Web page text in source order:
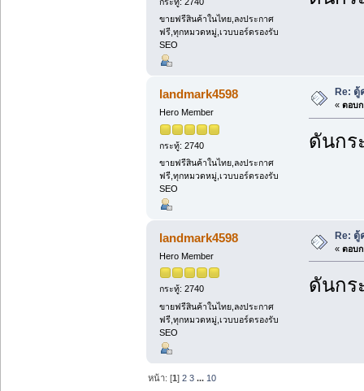
ขายฟรีสินค้าในไทย,ลงประกาศ
ฟรี,ทุกหมวดหมู่,เวบบอร์ดรองรับ
SEO
landmark4598
Hero Member
กระทู้: 2740
ขายฟรีสินค้าในไทย,ลงประกาศ
ฟรี,ทุกหมวดหมู่,เวบบอร์ดรองรับ
SEO
Re: ตู้
« ตอบก
ดันกร
landmark4598
Hero Member
กระทู้: 2740
ขายฟรีสินค้าในไทย,ลงประกาศ
ฟรี,ทุกหมวดหมู่,เวบบอร์ดรองรับ
SEO
Re: ตู้
« ตอบก
ดันกร
หน้า: [1]2 3 ... 10